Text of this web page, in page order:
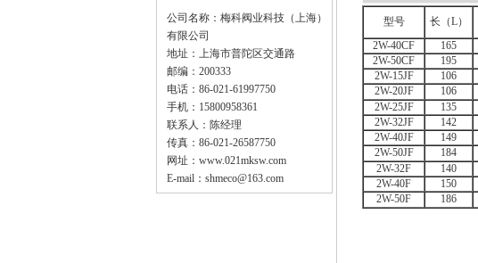
公司名称：梅科阀业科技（上海）
有限公司
地址：上海市普陀区交通路
邮编：200333
电话：86-021-61997750
手机：15800958361
联系人：陈经理
传真：86-021-26587750
网址： www.021mksw.com
E-mail： shmeco@163.com
型号 长（L）
2W-40CF
165
2W-50CF 195
2W-15JF
106
2W-20JF 106
2W-25JF
135
2W-32JF
142
2W-40JF
149
2W-50JF
184
2W-32F
140
2W-40F 150
2W-50F
186